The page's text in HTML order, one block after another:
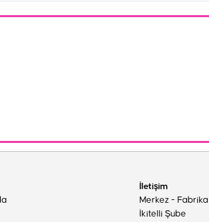
İletişim
Merkez - Fabrika
İkitelli Şube